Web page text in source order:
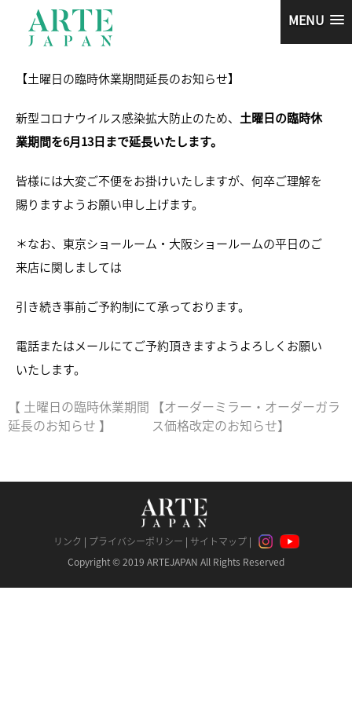
MENU
【土曜日の臨時休業期間延長のお知らせ】
新型コロナウイルス感染拡大防止のため、 土曜日の臨時休
業期間を6月13日まで延長いたします。
皆様には大変ご不便をお掛けいたしますが、何卒ご理解を
賜りますようお願い申し上げます。
＊なお、東京ショールーム・大阪ショールームの平日のご
来店に関しましては
引き続き事前ご予約制にて承っております。
電話またはメールにてご予約頂きますようよろしくお願い
いたします。
【 土曜日の臨時休業期間
延長のお知らせ 】
【オーダーミラー・オーダーガラ
ス価格改定のお知らせ】
リンク | プライバシーポリシー | サイトマップ|
Copyright © 2019 ARTEJAPAN All Rights Reserved